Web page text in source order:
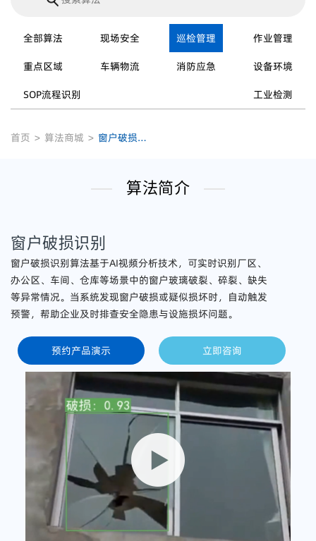
全部算法 现场安全 巡检管理
作业管理
重点区域
车辆物流 消防应急
设备环境
SOP流程识别
工业检测
首页 > 算法商城 > 窗户破损识别
算法简介
窗户破损识别
窗户破损识别算法基于AI视频分析技术，可实时识别厂区、
办公区、车间、仓库等场景中的窗户玻璃破裂、碎裂、缺失
等异常情况。当系统发现窗户破损或疑似损坏时，自动触发
预警，帮助企业及时排查安全隐患与设施损坏问题。
预约产品演示 立即咨询